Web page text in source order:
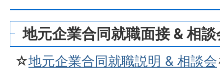
地元企業合同就職面接 & 相談
☆地元企業合同就職説明 & 相談会